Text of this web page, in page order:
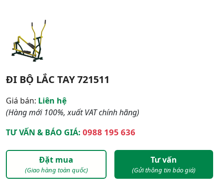
ĐI BỘ LẮC TAY 721511
Giá bán: Liên hệ
(Hàng mới 100%, xuất VAT chính hãng)
TƯ VẤN & BÁO GIÁ: 0988 195 636
Đặt mua
(Giao hàng toàn quốc)
Tư vấn
(Gửi thông tin báo giá)